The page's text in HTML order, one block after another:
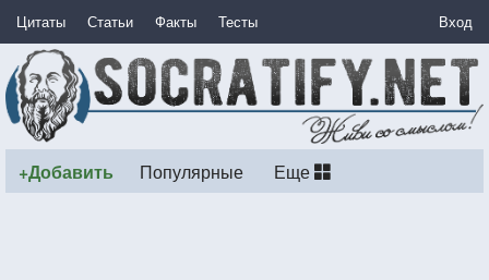
Цитаты Статьи Факты Тесты Вход
+Добавить Популярные Еще